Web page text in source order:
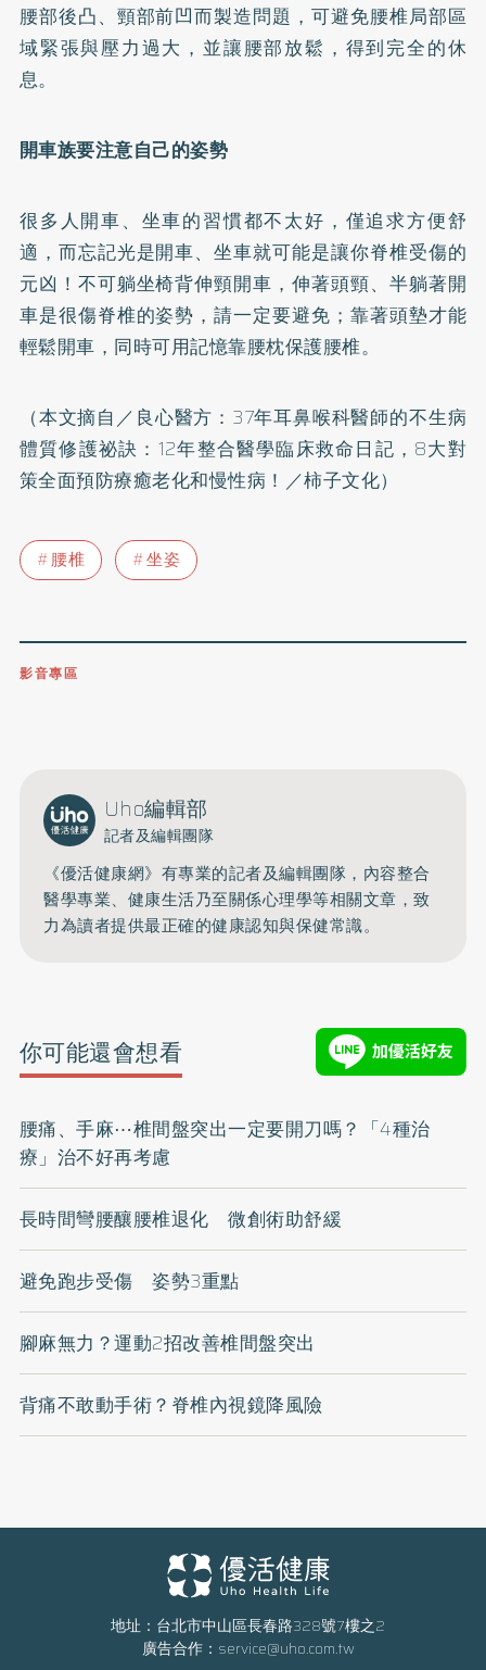
腰部後凸、頸部前凹而製造問題，可避免腰椎局部區
域緊張與壓力過大，並讓腰部放鬆，得到完全的休
息。
開車族要注意自己的姿勢
很多人開車、坐車的習慣都不太好，僅追求方便舒
適，而忘記光是開車、坐車就可能是讓你脊椎受傷的
元凶！不可躺坐椅背伸頸開車，伸著頭頸、半躺著開
車是很傷脊椎的姿勢，請一定要避免；靠著頭墊才能
輕鬆開車，同時可用記憶靠腰枕保護腰椎。
（本文摘自／良心醫方：37年耳鼻喉科醫師的不生病
體質修護祕訣：12年整合醫學臨床救命日記，8大對
策全面預防療癒老化和慢性病！／柿子文化）
腰椎 坐姿
影音專區
Uho編輯部
記者及編輯團隊
《優活健康網》有專業的記者及編輯團隊，內容整合
醫學專業、健康生活乃至關係心理學等相關文章，致
力為讀者提供最正確的健康認知與保健常識。
你可能還會想看
腰痛、手麻⋯椎間盤突出一定要開刀嗎？「4種治
療」治不好再考慮
長時間彎腰釀腰椎退化 微創術助舒緩
避免跑步受傷 姿勢3重點
腳麻無力？運動2招改善椎間盤突出
背痛不敢動手術？脊椎內視鏡降風險
地址：台北市中山區長春路328號7樓之2
廣告合作： service@uho.com.tw